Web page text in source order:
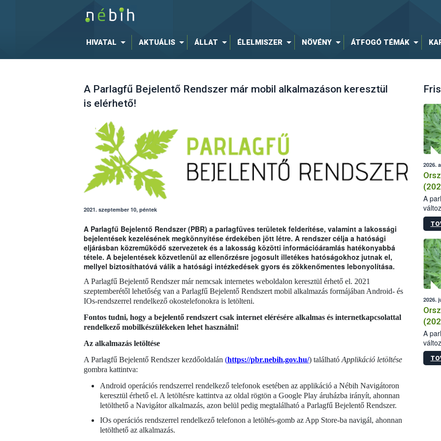
HIVATAL AKTUÁLIS ÁLLAT ÉLELMISZER NÖVÉNY ÁTFOGÓ TÉMÁK
A Parlagfű Bejelentő Rendszer már mobil alkalmazáson keresztül
is elérhető!
2021. szeptember 10, péntek
A Parlagfű Bejelentő Rendszer (PBR) a parlagfüves területek felderítése, valamint a lakossági
bejelentések kezelésének megkönnyítése érdekében jött létre. A rendszer célja a hatósági
eljárásban közreműködő szervezetek és a lakosság közötti információáramlás hatékonyabbá
tétele. A bejelentések közvetlenül az ellenőrzésre jogosult illetékes hatóságokhoz jutnak el,
mellyel biztosíthatóvá válik a hatósági intézkedések gyors és zökkenőmentes lebonyolítása.
A Parlagfű Bejelentő Rendszer már nemcsak internetes weboldalon keresztül érhető el. 2021
szeptemberétől lehetőség van a Parlagfű Bejelentő Rendszert mobil alkalmazás formájában Android- és
IOs-rendszerrel rendelkező okostelefonokra is letölteni.
Fontos tudni, hogy a bejelentő rendszert csak internet elérésére alkalmas és internetkapcsolattal
rendelkező mobilkészülékeken lehet használni!
Az alkalmazás letöltése
A Parlagfű Bejelentő Rendszer kezdőoldalán (https://pbr.nebih.gov.hu/) található Applikáció letöltése
gombra kattintva:
Android operációs rendszerrel rendelkező telefonok esetében az applikáció a Nébih Navigátoron
keresztül érhető el. A letöltésre kattintva az oldal rögtön a Google Play áruházba irányít, ahonnan
letölthető a Navigátor alkalmazás, azon belül pedig megtalálható a Parlagfű Bejelentő Rendszer.
IOs operációs rendszerrel rendelkező telefonon a letöltés-gomb az App Store-ba navigál, ahonnan
letölthető az alkalmazás.
2026.
A
2026.
A